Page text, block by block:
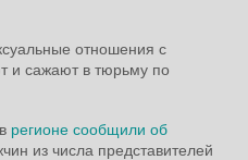
отношения с
и сажают в тюрьму по
регионе сообщили об
из числа представителей